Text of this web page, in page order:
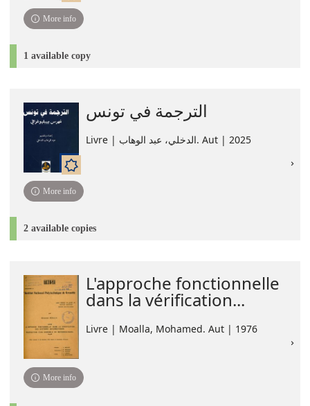
More info
1 available copy
الترجمة في تونس
Livre | الدخلي، عبد الوهاب. Aut | 2025
More info
2 available copies
L'approche fonctionnelle
dans la vérification...
Livre | Moalla, Mohamed. Aut | 1976
More info